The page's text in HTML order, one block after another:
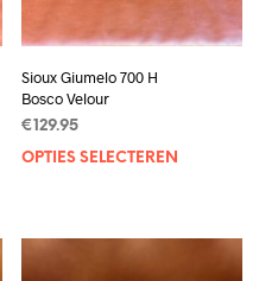
Dit
meerdere
variaties.
Sioux Giumelo 700 H
Bosco Velour
€ 129.95
OPTIES SELECTEREN